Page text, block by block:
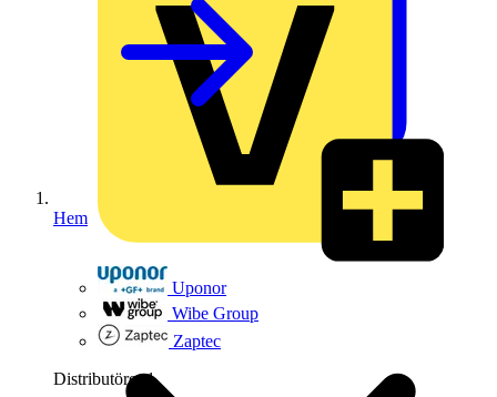
Uponor
Wibe Group
Zaptec
Distributörer 1
Hem